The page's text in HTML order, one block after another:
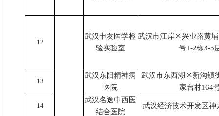
12
武汉申友医学检
验实验室
武汉市江岸区兴业路黄
号1-2栋3-5
13
武汉东阳精神病
医院
武汉市东西湖区新沟镇
家台村164
14
武汉名逸中西医
结合医院
武汉经济技术开发区神